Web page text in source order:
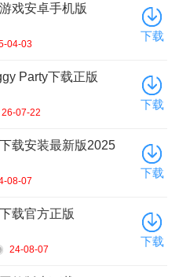
随时添加图片来记录，非常方
戏安卓手机版
04-03
下载
Party下载正版
26-07-22
下载
载安装最新版2025
08-07
下载
载官方正版
24-08-07
下载